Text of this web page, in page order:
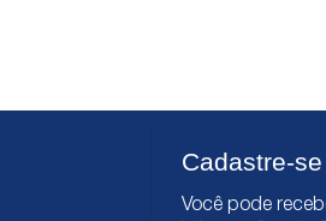
Cadastre-se
Você pode